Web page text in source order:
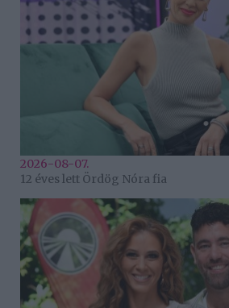
2026-08-07.
12 éves lett Ördög Nóra fia